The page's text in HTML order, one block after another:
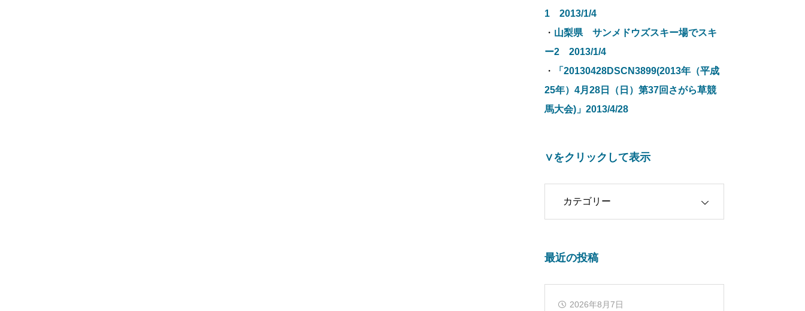
1 2013/1/4
・ 山梨県 サンメドウズスキー場でスキ
ー2 2013/1/4
・
「20130428DSCN3899(2013年（平成
25年）4月28日（日）第37回さがら草競
馬大会)」2013/4/28
∨をクリックして表示
最近の投稿
2026年8月7日